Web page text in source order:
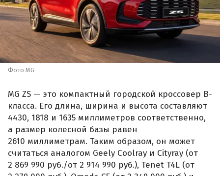
Фото MG
MG ZS — это компактный городской кроссовер B-
класса. Его длина, ширина и высота составляют
4430, 1818 и 1635 миллиметров соответственно,
а размер колесной базы равен
2610 миллиметрам. Таким образом, он может
считаться аналогом Geely Coolray и Cityray (от
2 869 990 руб./от 2 914 990 руб.), Tenet T4L (от